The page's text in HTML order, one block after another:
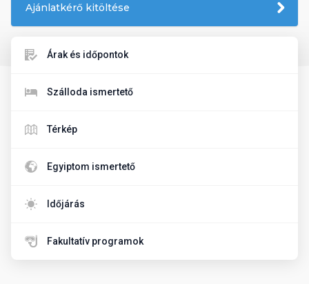
Ajánlatkérő kitöltése
Árak és időpontok
Szálloda ismertető
Térkép
Egyiptom ismertető
Időjárás
Fakultatív programok